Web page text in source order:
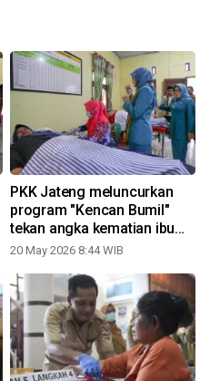
PKK Jateng meluncurkan
program "Kencan Bumil"
tekan angka kematian ibu
dan bayi
20 May 2026 8:44 WIB